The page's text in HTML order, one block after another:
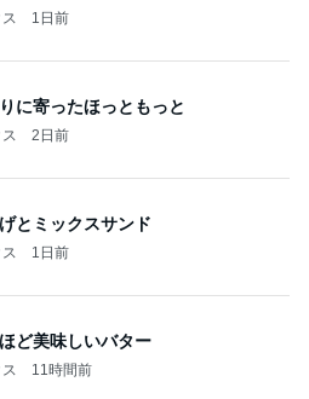
1日前
に寄ったほっともっと
2日前
とミックスサンド
1日前
ど美味しいバター
11時間前